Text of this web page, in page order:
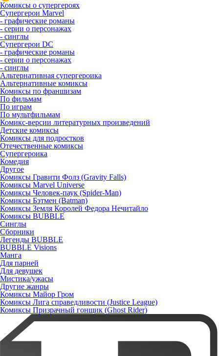
Комиксы о супергероях
Супергерои Marvel
- графические романы
- серии о персонажах
- синглы
Супергерои DC
- графические романы
- серии о персонажах
- синглы
Альтернативная супергероика
Альтернативные комиксы
Комиксы по франшизам
По фильмам
По играм
По мультфильмам
Комикс-версии литературных произведений
Детские комиксы
Комиксы для подростков
Отечественные комиксы
Супергероика
Комедия
Другое
Комиксы Гравити Фолз (Gravity Falls)
Комиксы Marvel Universe
Комиксы Человек-паук (Spider-Man)
Комиксы Бэтмен (Batman)
Комиксы Земля Королей Федора Нечитайло
Комиксы BUBBLE
Синглы
Сборники
Легенды BUBBLE
BUBBLE Visions
Манга
Для парней
Для девушек
Мистика/ужасы
Другие жанры
Комиксы Майор Гром
Комиксы Лига справедливости (Justice League)
Комиксы Призрачный гонщик (Ghost Rider)